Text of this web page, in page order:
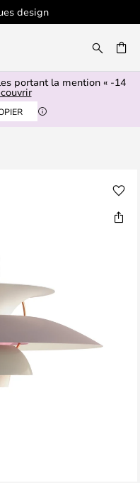
design
portant la mention « -14